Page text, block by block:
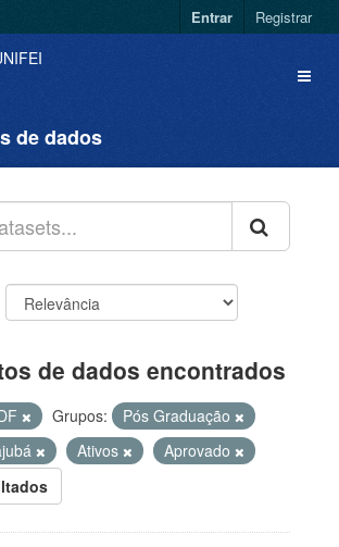
Entrar Registrar
de dados
de dados encontrados
Grupos:
Pós Graduação
Ativos
Aprovado